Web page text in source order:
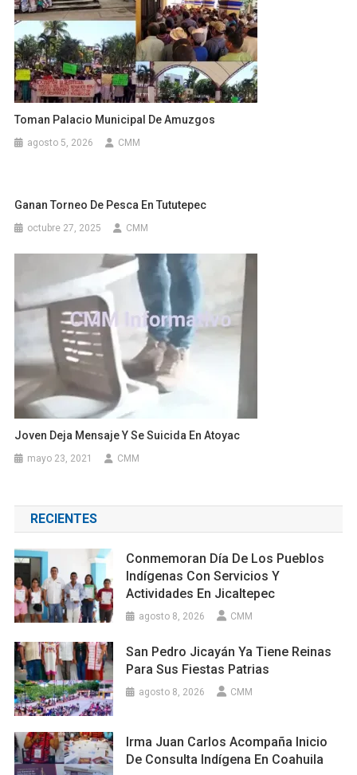
Toman Palacio Municipal De Amuzgos
agosto 5, 2026 CMM
Ganan Torneo De Pesca En Tututepec
octubre 27, 2025 CMM
Joven Deja Mensaje Y Se Suicida En Atoyac
mayo 23, 2021 CMM
RECIENTES
Conmemoran Día De Los Pueblos
Indígenas Con Servicios Y
Actividades En Jicaltepec
agosto 8, 2026 CMM
San Pedro Jicayán Ya Tiene Reinas
Para Sus Fiestas Patrias
agosto 8, 2026 CMM
Irma Juan Carlos Acompaña Inicio
De Consulta Indígena En Coahuila